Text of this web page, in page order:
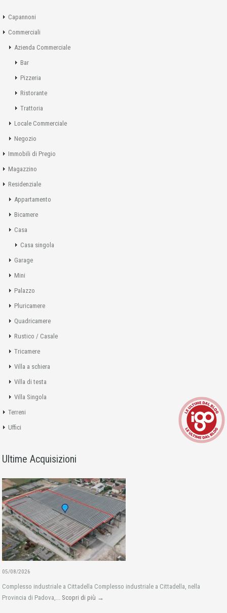
Capannoni
Commerciali
Azienda Commerciale
Bar
Pizzeria
Ristorante
Trattoria
Locale Commerciale
Negozio
Immobili di Pregio
Magazzino
Residenziale
Appartamento
Bicamere
Casa
Casa singola
Garage
Mini
Palazzo
Pluricamere
Quadricamere
Rustico / Casale
Tricamere
Villa a schiera
Villa di testa
Villa Singola
Terreni
Uffici
Ultime Acquisizioni
05/08/2026
Complesso industriale a Cittadella Complesso industriale a Cittadella, nella
Provincia di Padova,... Scopri di più →